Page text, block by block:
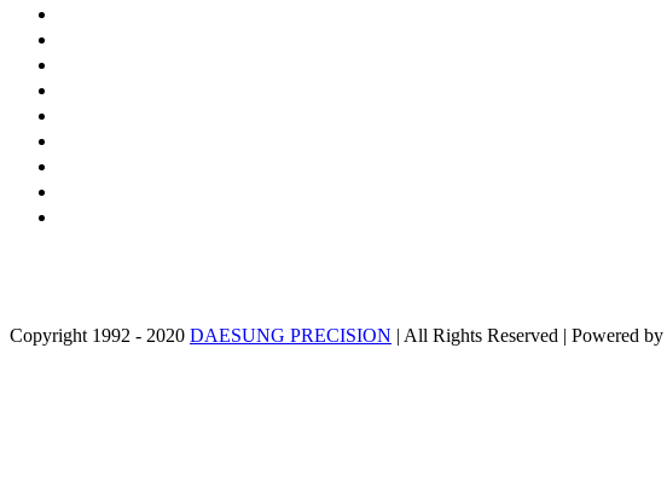
Copyright 1992 - 2020 DAESUNG PRECISION | All Rights Reserved | Powered by